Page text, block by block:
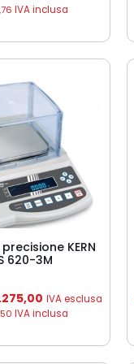
originale
attuale
€1.258,00.
IVA inclusa
KERN
620-3M
Il
prezzo
IVA esclusa
IVA inclusa